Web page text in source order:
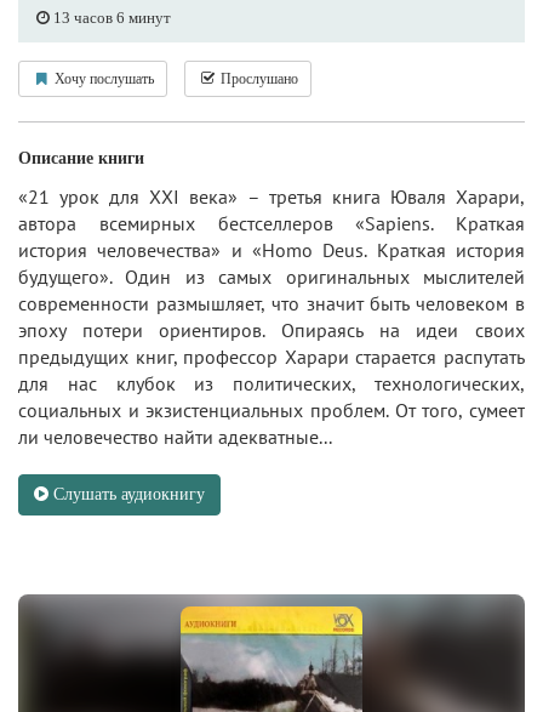
13 часов 6 минут
Хочу послушать Прослушано
Описание книги
«21 урок для XXI века» – третья книга Юваля Харари,
автора всемирных бестселлеров «Sapiens. Краткая
история человечества» и «Homo Deus. Краткая история
будущего». Один из самых оригинальных мыслителей
современности размышляет, что значит быть человеком в
эпоху потери ориентиров. Опираясь на идеи своих
предыдущих книг, профессор Харари старается распутать
для нас клубок из политических, технологических,
социальных и экзистенциальных проблем. От того, сумеет
ли человечество найти адекватные...
Слушать аудиокнигу